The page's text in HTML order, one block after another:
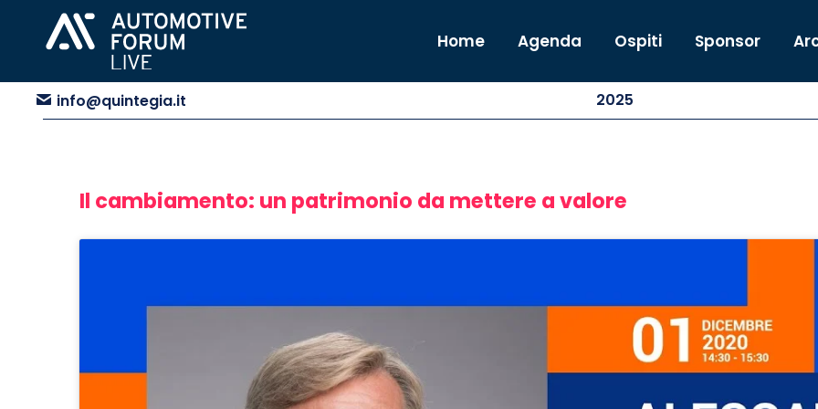
Home Agenda Ospiti Sponsor
info@quintegia.it 2025
Il cambiamento: un patrimonio da mettere a valore